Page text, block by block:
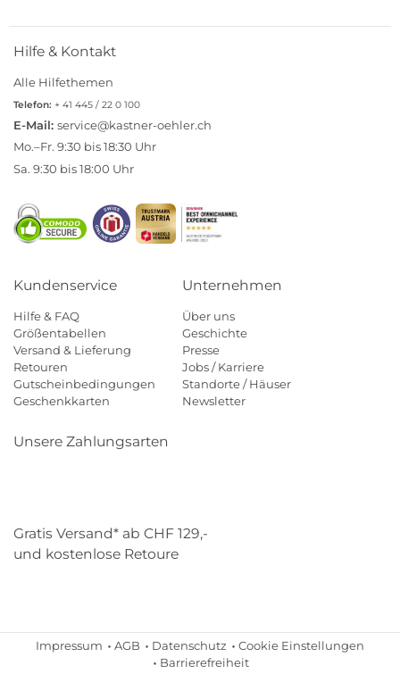
Hilfe & Kontakt
Alle Hilfethemen
Telefon: + 41 445 / 22 0 100
E-Mail: service@kastner-oehler.ch
Mo.–Fr. 9:30 bis 18:30 Uhr
Sa. 9:30 bis 18:00 Uhr
Kundenservice
Hilfe & FAQ
Größentabellen
Versand & Lieferung
Retouren
Gutscheinbedingungen
Geschenkkarten
Unternehmen
Über uns
Geschichte
Presse
Jobs / Karriere
Standorte / Häuser
Newsletter
Unsere Zahlungsarten
Gratis Versand* ab CHF 129,-
und kostenlose Retoure
Impressum AGB Datenschutz
Cookie Einstellungen
Barrierefreiheit